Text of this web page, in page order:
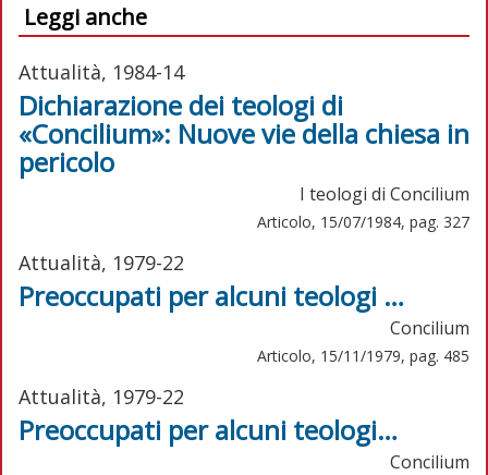
Leggi anche
Attualità, 1984-14
Dichiarazione dei teologi di
«Concilium»: Nuove vie della chiesa in
pericolo
I teologi di Concilium
Articolo, 15/07/1984, pag. 327
Attualità, 1979-22
Preoccupati per alcuni teologi …
Concilium
Articolo, 15/11/1979, pag. 485
Attualità, 1979-22
Preoccupati per alcuni teologi…
Concilium